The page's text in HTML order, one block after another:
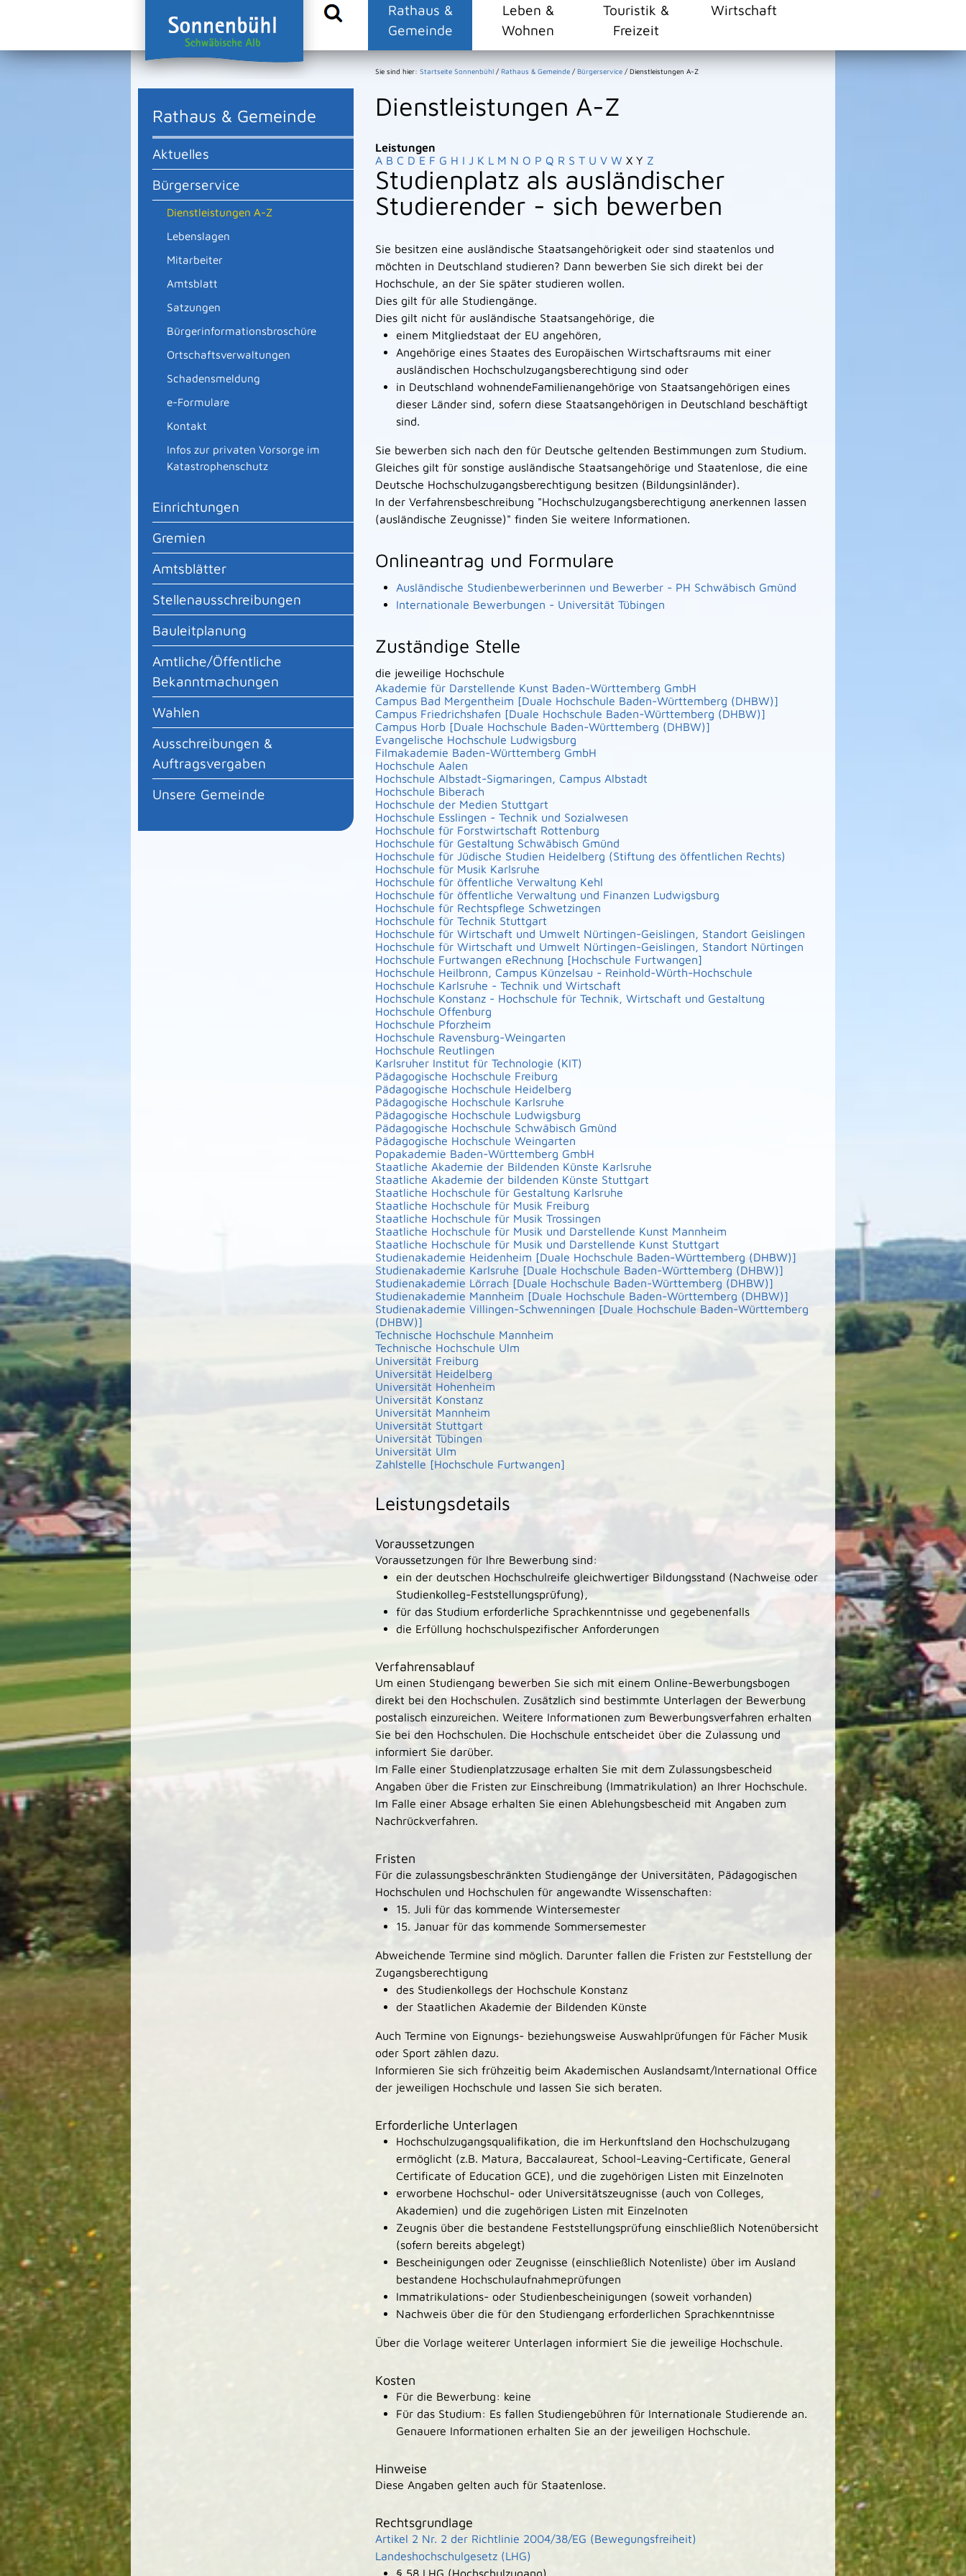
Rathaus &
Gemeinde
Leben &
Wohnen
Touristik &
Freizeit
Wirtschaft
Rathaus & Gemeinde
Aktuelles
Bürgerservice
Dienstleistungen A-Z
Lebenslagen
Mitarbeiter
Amtsblatt
Satzungen
Bürgerinformationsbroschüre
Ortschaftsverwaltungen
Schadensmeldung
e-Formulare
Kontakt
Infos zur privaten Vorsorge im
Katastrophenschutz
Einrichtungen
Gremien
Amtsblätter
Stellenausschreibungen
Bauleitplanung
Amtliche/Öffentliche
Bekanntmachungen
Wahlen
Ausschreibungen &
Auftragsvergaben
Unsere Gemeinde
Sie sind hier: Startseite Sonnenbühl / Rathaus & Gemeinde / Bürgerservice / Dienstleistungen A-Z
Dienstleistungen A-Z
Leistungen
A B C D E F G H I J K L M N O P Q R S T U V W X Y Z
Studienplatz als ausländischer
Studierender - sich bewerben
Sie besitzen eine ausländische Staatsangehörigkeit oder sind staatenlos und
möchten in Deutschland studieren? Dann bewerben Sie sich direkt bei der
Hochschule, an der Sie später studieren wollen.
Dies gilt für alle Studiengänge.
Dies gilt nicht für ausländische Staatsangehörige, die
einem Mitgliedstaat der EU angehören,
Angehörige eines Staates des Europäischen Wirtschaftsraums mit einer
ausländischen Hochschulzugangsberechtigung sind oder
in Deutschland wohnendeFamilienangehörige von Staatsangehörigen eines
dieser Länder sind, sofern diese Staatsangehörigen in Deutschland beschäftigt
sind.
Sie bewerben sich nach den für Deutsche geltenden Bestimmungen zum Studium.
Gleiches gilt für sonstige ausländische Staatsangehörige und Staatenlose, die eine
Deutsche Hochschulzugangsberechtigung besitzen (Bildungsinländer).
In der Verfahrensbeschreibung "Hochschulzugangsberechtigung anerkennen lassen
(ausländische Zeugnisse)" finden Sie weitere Informationen.
Onlineantrag und Formulare
Ausländische Studienbewerberinnen und Bewerber - PH Schwäbisch Gmünd
Internationale Bewerbungen - Universität Tübingen
Zuständige Stelle
die jeweilige Hochschule
Akademie für Darstellende Kunst Baden-Württemberg GmbH
Campus Bad Mergentheim [Duale Hochschule Baden-Württemberg (DHBW)]
Campus Friedrichshafen [Duale Hochschule Baden-Württemberg (DHBW)]
Campus Horb [Duale Hochschule Baden-Württemberg (DHBW)]
Evangelische Hochschule Ludwigsburg
Filmakademie Baden-Württemberg GmbH
Hochschule Aalen
Hochschule Albstadt-Sigmaringen, Campus Albstadt
Hochschule Biberach
Hochschule der Medien Stuttgart
Hochschule Esslingen - Technik und Sozialwesen
Hochschule für Forstwirtschaft Rottenburg
Hochschule für Gestaltung Schwäbisch Gmünd
Hochschule für Jüdische Studien Heidelberg (Stiftung des öffentlichen Rechts)
Hochschule für Musik Karlsruhe
Hochschule für öffentliche Verwaltung Kehl
Hochschule für öffentliche Verwaltung und Finanzen Ludwigsburg
Hochschule für Rechtspflege Schwetzingen
Hochschule für Technik Stuttgart
Hochschule für Wirtschaft und Umwelt Nürtingen-Geislingen, Standort Geislingen
Hochschule für Wirtschaft und Umwelt Nürtingen-Geislingen, Standort Nürtingen
Hochschule Furtwangen eRechnung [Hochschule Furtwangen]
Hochschule Heilbronn, Campus Künzelsau - Reinhold-Würth-Hochschule
Hochschule Karlsruhe - Technik und Wirtschaft
Hochschule Konstanz - Hochschule für Technik, Wirtschaft und Gestaltung
Hochschule Offenburg
Hochschule Pforzheim
Hochschule Ravensburg-Weingarten
Hochschule Reutlingen
Karlsruher Institut für Technologie (KIT)
Pädagogische Hochschule Freiburg
Pädagogische Hochschule Heidelberg
Pädagogische Hochschule Karlsruhe
Pädagogische Hochschule Ludwigsburg
Pädagogische Hochschule Schwäbisch Gmünd
Pädagogische Hochschule Weingarten
Popakademie Baden-Württemberg GmbH
Staatliche Akademie der Bildenden Künste Karlsruhe
Staatliche Akademie der bildenden Künste Stuttgart
Staatliche Hochschule für Gestaltung Karlsruhe
Staatliche Hochschule für Musik Freiburg
Staatliche Hochschule für Musik Trossingen
Staatliche Hochschule für Musik und Darstellende Kunst Mannheim
Staatliche Hochschule für Musik und Darstellende Kunst Stuttgart
Studienakademie Heidenheim [Duale Hochschule Baden-Württemberg (DHBW)]
Studienakademie Karlsruhe [Duale Hochschule Baden-Württemberg (DHBW)]
Studienakademie Lörrach [Duale Hochschule Baden-Württemberg (DHBW)]
Studienakademie Mannheim [Duale Hochschule Baden-Württemberg (DHBW)]
Studienakademie Villingen-Schwenningen [Duale Hochschule Baden-Württemberg
(DHBW)]
Technische Hochschule Mannheim
Technische Hochschule Ulm
Universität Freiburg
Universität Heidelberg
Universität Hohenheim
Universität Konstanz
Universität Mannheim
Universität Stuttgart
Universität Tübingen
Universität Ulm
Zahlstelle [Hochschule Furtwangen]
Leistungsdetails
Voraussetzungen
Voraussetzungen für Ihre Bewerbung sind:
ein der deutschen Hochschulreife gleichwertiger Bildungsstand (Nachweise oder
Studienkolleg-Feststellungsprüfung),
für das Studium erforderliche Sprachkenntnisse und gegebenenfalls
die Erfüllung hochschulspezifischer Anforderungen
Verfahrensablauf
Um einen Studiengang bewerben Sie sich mit einem Online-Bewerbungsbogen
direkt bei den Hochschulen. Zusätzlich sind bestimmte Unterlagen der Bewerbung
postalisch einzureichen. Weitere Informationen zum Bewerbungsverfahren erhalten
Sie bei den Hochschulen. Die Hochschule entscheidet über die Zulassung und
informiert Sie darüber.
Im Falle einer Studienplatzzusage erhalten Sie mit dem Zulassungsbescheid
Angaben über die Fristen zur Einschreibung (Immatrikulation) an Ihrer Hochschule.
Im Falle einer Absage erhalten Sie einen Ablehungsbescheid mit Angaben zum
Nachrückverfahren.
Fristen
Für die zulassungsbeschränkten Studiengänge der Universitäten, Pädagogischen
Hochschulen und Hochschulen für angewandte Wissenschaften:
15. Juli für das kommende Wintersemester
15. Januar für das kommende Sommersemester
Abweichende Termine sind möglich. Darunter fallen die Fristen zur Feststellung der
Zugangsberechtigung
des Studienkollegs der Hochschule Konstanz
der Staatlichen Akademie der Bildenden Künste
Auch Termine von Eignungs- beziehungsweise Auswahlprüfungen für Fächer Musik
oder Sport zählen dazu.
Informieren Sie sich frühzeitig beim Akademischen Auslandsamt/International Office
der jeweiligen Hochschule und lassen Sie sich beraten.
Erforderliche Unterlagen
Hochschulzugangsqualifikation, die im Herkunftsland den Hochschulzugang
ermöglicht (z.B. Matura, Baccalaureat, School-Leaving-Certificate, General
Certificate of Education GCE), und die zugehörigen Listen mit Einzelnoten
erworbene Hochschul- oder Universitätszeugnisse (auch von Colleges,
Akademien) und die zugehörigen Listen mit Einzelnoten
Zeugnis über die bestandene Feststellungsprüfung einschließlich Notenübersicht
(sofern bereits abgelegt)
Bescheinigungen oder Zeugnisse (einschließlich Notenliste) über im Ausland
bestandene Hochschulaufnahmeprüfungen
Immatrikulations- oder Studienbescheinigungen (soweit vorhanden)
Nachweis über die für den Studiengang erforderlichen Sprachkenntnisse
Über die Vorlage weiterer Unterlagen informiert Sie die jeweilige Hochschule.
Kosten
Für die Bewerbung: keine
Für das Studium: Es fallen Studiengebühren für Internationale Studierende an.
Genauere Informationen erhalten Sie an der jeweiligen Hochschule.
Hinweise
Diese Angaben gelten auch für Staatenlose.
Rechtsgrundlage
Artikel 2 Nr. 2 der Richtlinie 2004/38/EG (Bewegungsfreiheit)
Landeshochschulgesetz (LHG)
§ 58 LHG (Hochschulzugang)